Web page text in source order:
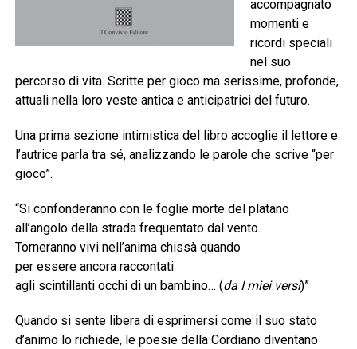
accompagnato
momenti e
ricordi speciali
nel suo
percorso di vita. Scritte per gioco ma serissime, profonde,
attuali nella loro veste antica e anticipatrici del futuro.
Una prima sezione intimistica del libro accoglie il lettore e
l’autrice parla tra sé, analizzando le parole che scrive “per
gioco”.
“Si confonderanno con le foglie morte del platano
all’angolo della strada frequentato dal vento.
Torneranno vivi nell’anima chissà quando
per essere ancora raccontati
agli scintillanti occhi di un bambino… (da I miei versi)”
Quando si sente libera di esprimersi come il suo stato
d’animo lo richiede, le poesie della Cordiano diventano